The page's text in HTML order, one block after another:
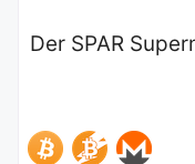
Der SPAR